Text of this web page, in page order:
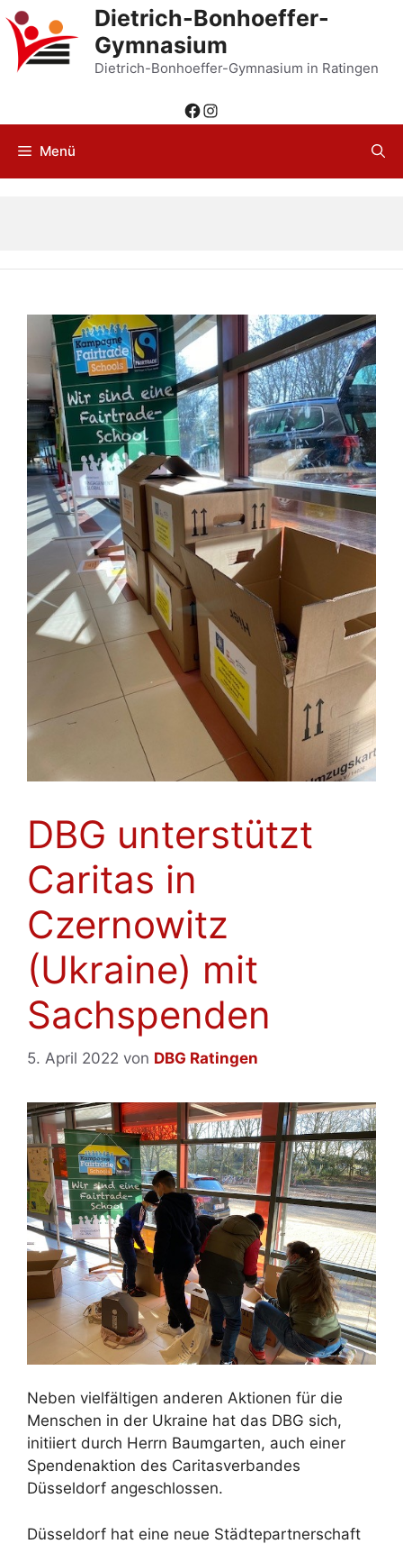
Zum
Inhalt
springen
Dietrich-Bonhoeffer-
Gymnasium
Dietrich-Bonhoeffer-Gymnasium in Ratingen
Facebook
Instagram
Menü
DBG unterstützt
Caritas in
Czernowitz
(Ukraine) mit
Sachspenden
5. April 2022 von DBG Ratingen
Neben vielfältigen anderen Aktionen für die
Menschen in der Ukraine hat das DBG sich,
initiiert durch Herrn Baumgarten, auch einer
Spendenaktion des Caritasverbandes
Düsseldorf angeschlossen.
Düsseldorf hat eine neue Städtepartnerschaft